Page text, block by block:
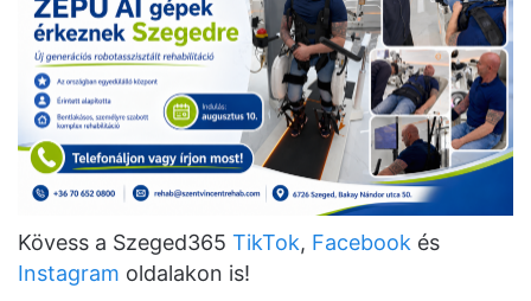
Kövess a Szeged365 TikTok, Facebook és
Instagram oldalakon is!